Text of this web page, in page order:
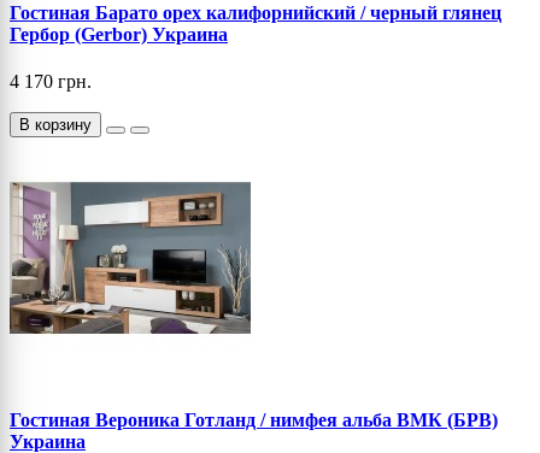
Гостиная Барато орех калифорнийский / черный глянец
Гербор (Gerbor) Украина
4 170 грн.
В корзину
Гостиная Вероника Готланд / нимфея альба ВМК (БРВ)
Украина